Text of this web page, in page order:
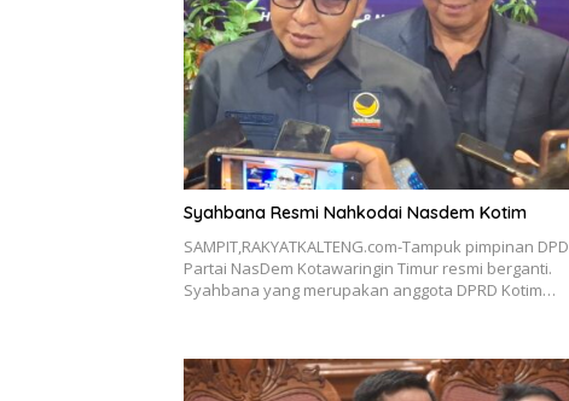
Syahbana Resmi Nahkodai Nasdem Kotim
SAMPIT,RAKYATKALTENG.com-Tampuk pimpinan DPD
Partai NasDem Kotawaringin Timur resmi berganti.
Syahbana yang merupakan anggota DPRD Kotim…